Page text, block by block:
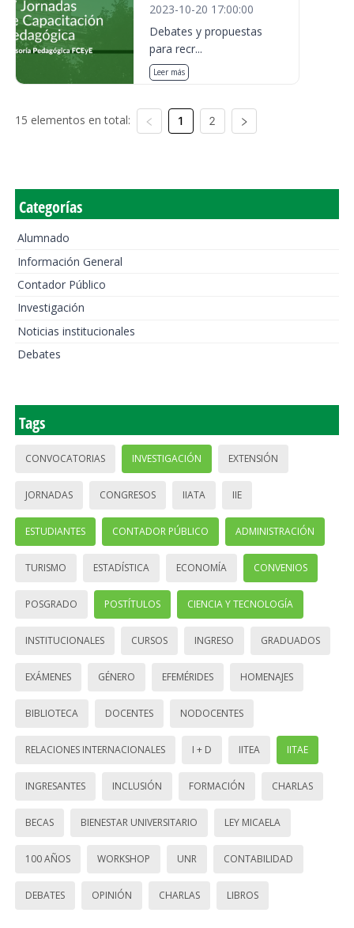
2023-10-20 17:00:00
Debates y propuestas
para recr...
Leer más
15 elementos en total: 1 2
Categorías
Alumnado
Información General
Contador Público
Investigación
Noticias institucionales
Debates
Tags
CONVOCATORIAS INVESTIGACIÓN EXTENSIÓN
JORNADAS CONGRESOS IIATA IIE
ESTUDIANTES CONTADOR PÚBLICO ADMINISTRACIÓN
TURISMO ESTADÍSTICA ECONOMÍA CONVENIOS
POSGRADO POSTÍTULOS CIENCIA Y TECNOLOGÍA
INSTITUCIONALES CURSOS INGRESO GRADUADOS
EXÁMENES GÉNERO EFEMÉRIDES HOMENAJES
BIBLIOTECA DOCENTES NODOCENTES
RELACIONES INTERNACIONALES I + D IITEA IITAE
INGRESANTES INCLUSIÓN FORMACIÓN CHARLAS
BECAS BIENESTAR UNIVERSITARIO LEY MICAELA
100 AÑOS WORKSHOP UNR CONTABILIDAD
DEBATES OPINIÓN CHARLAS LIBROS